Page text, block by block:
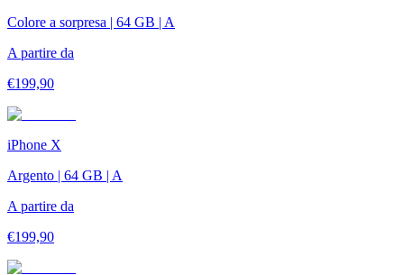
Colore a sorpresa | 64 GB | A
A partire da
€199,90
iPhone X
Argento | 64 GB | A
A partire da
€199,90